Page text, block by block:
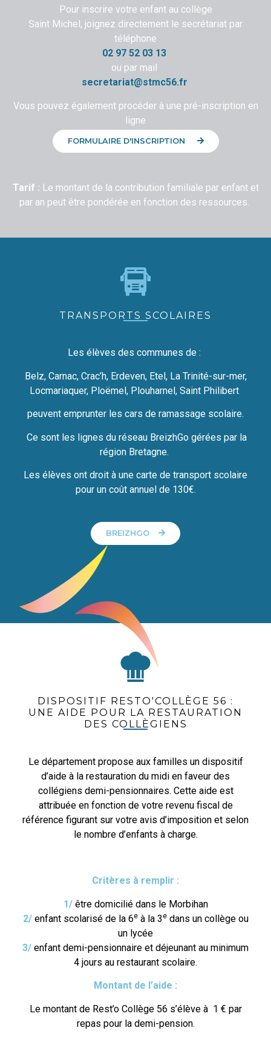
Pour inscrire votre enfant au collège
Saint Michel, joignez directement le secrétariat par
téléphone
02 97 52 03 13
ou par mail
secretariat@stmc56.fr
Vous pouvez également procéder à une pré-inscription en
ligne
FORMULAIRE D'INSCRIPTION
Tarif : Le montant de la contribution familiale par enfant et
par an peut être pondérée en fonction des ressources.
TRANSPORTS SCOLAIRES
Les élèves des communes de :
Belz, Carnac, Crac’h, Erdeven, Etel, La Trinité-sur-mer,
Locmariaquer, Ploëmel, Plouharnel, Saint Philibert
peuvent emprunter les cars de ramassage scolaire.
Ce sont les lignes du réseau BreizhGo gérées par la
région Bretagne.
Les élèves ont droit à une carte de transport scolaire
pour un coût annuel de 130€.
BREIZHGO
DISPOSITIF RESTO'COLLÈGE 56 :
UNE AIDE POUR LA RESTAURATION
DES COLLÈGIENS
Le département propose aux familles un dispositif
d’aide à la restauration du midi en faveur des
collégiens demi-pensionnaires. Cette aide est
attribuée en fonction de votre revenu fiscal de
référence figurant sur votre avis d’imposition et selon
le nombre d’enfants à charge.
Critères à remplir :
1/être domicilié dans le Morbihan
2/enfant scolarisé de la 6eà la 3edans un collège ou
un lycée
3/ enfant demi-pensionnaire et déjeunant au minimum
4 jours au restaurant scolaire.
Montant de l’aide :
Le montant de Rest’o Collège 56 s’élève à 1 € par
repas pour la demi-pension.